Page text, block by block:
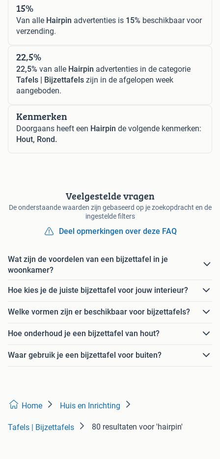
15%
Van alle Hairpin advertenties is 15% beschikbaar voor
verzending.
22,5%
22,5% van alle Hairpin advertenties in de categorie
Tafels | Bijzettafels zijn in de afgelopen week
aangeboden.
Kenmerken
Doorgaans heeft een Hairpin de volgende kenmerken:
Hout, Rond.
Veelgestelde vragen
De onderstaande waarden zijn gebaseerd op je zoekopdracht en de
ingestelde filters
Deel opmerkingen over deze FAQ
Wat zijn de voordelen van een bijzettafel in je
woonkamer?
Hoe kies je de juiste bijzettafel voor jouw interieur?
Welke vormen zijn er beschikbaar voor bijzettafels?
Hoe onderhoud je een bijzettafel van hout?
Waar gebruik je een bijzettafel voor buiten?
Home Huis en Inrichting
Tafels | Bijzettafels 80 resultaten voor 'hairpin'